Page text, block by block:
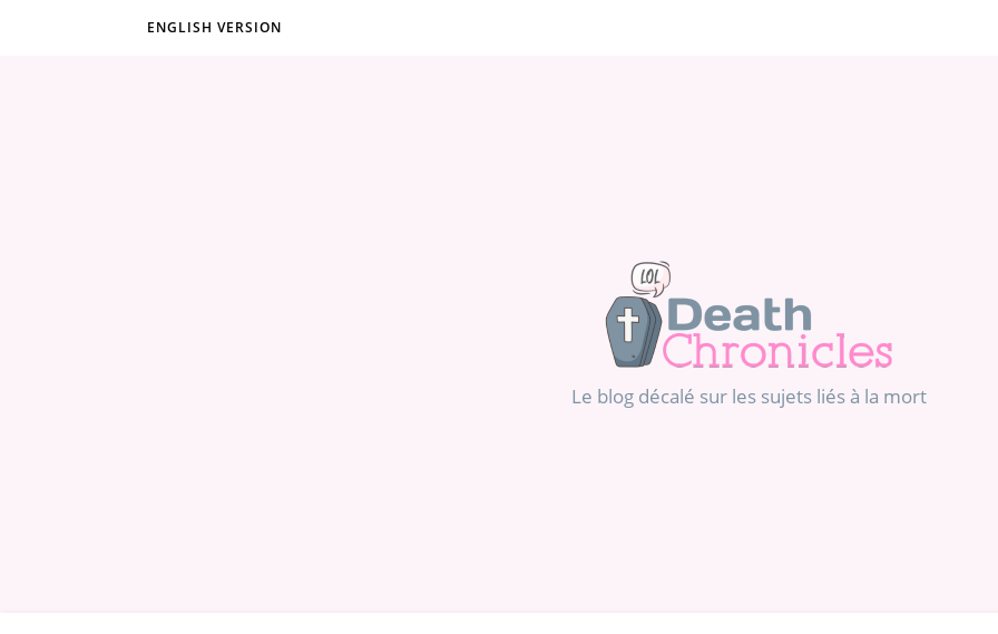
ENGLISH VERSION
Le blog décalé sur les sujets liés à la mort